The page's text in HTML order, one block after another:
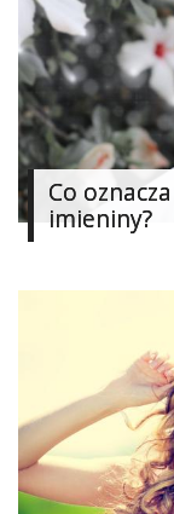
Co
imieniny?